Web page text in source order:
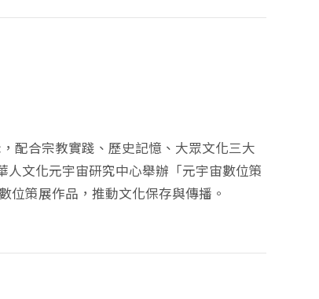
配合宗教實踐、歷史記憶、大眾文化三大
文化元宇宙研究中心舉辦「元宇宙數位策
位策展作品，推動文化保存與傳播。